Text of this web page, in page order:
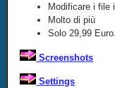
Modificare i file
Molto di più
Solo 29,99
Screenshots
Settings